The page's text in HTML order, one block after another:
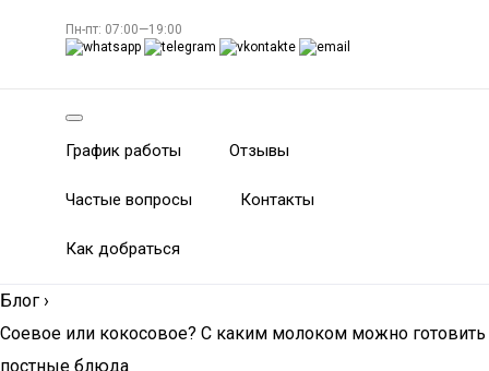
Пн-пт: 07:00—19:00
График работы Отзывы
Частые вопросы Контакты
Как добраться
Блог ›
Соевое или кокосовое? С каким молоком можно готовить
постные блюда